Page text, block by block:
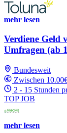
mehr lesen
Verdiene Geld
Umfragen (ab
Bundesweit
Zwischen
2 - 15 Stunden
TOP JOB
mehr lesen